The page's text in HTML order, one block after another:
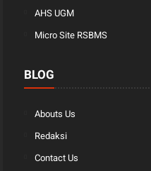
AHS UGM
Micro Site RSBMS
BLOG
Abouts Us
Redaksi
Contact Us